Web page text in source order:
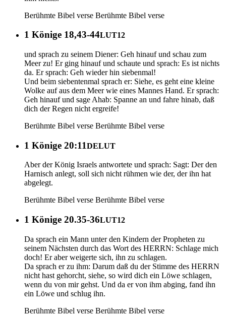
Berühmte Bibel verse Berühmte Bibel verse
1 Könige 18,43-44LUT12
und sprach zu seinem Diener: Geh hinauf und schau zum
Meer zu! Er ging hinauf und schaute und sprach: Es ist nichts
da. Er sprach: Geh wieder hin siebenmal!
Und beim siebentenmal sprach er: Siehe, es geht eine kleine
Wolke auf aus dem Meer wie eines Mannes Hand. Er sprach:
Geh hinauf und sage Ahab: Spanne an und fahre hinab, daß
dich der Regen nicht ergreife!
Berühmte Bibel verse Berühmte Bibel verse
1 Könige 20:11DELUT
Aber der König Israels antwortete und sprach: Sagt: Der den
Harnisch anlegt, soll sich nicht rühmen wie der, der ihn hat
abgelegt.
Berühmte Bibel verse Berühmte Bibel verse
1 Könige 20.35-36LUT12
Da sprach ein Mann unter den Kindern der Propheten zu
seinem Nächsten durch das Wort des HERRN: Schlage mich
doch! Er aber weigerte sich, ihn zu schlagen.
Da sprach er zu ihm: Darum daß du der Stimme des HERRN
nicht hast gehorcht, siehe, so wird dich ein Löwe schlagen,
wenn du von mir gehst. Und da er von ihm abging, fand ihn
ein Löwe und schlug ihn.
Berühmte Bibel verse Berühmte Bibel verse